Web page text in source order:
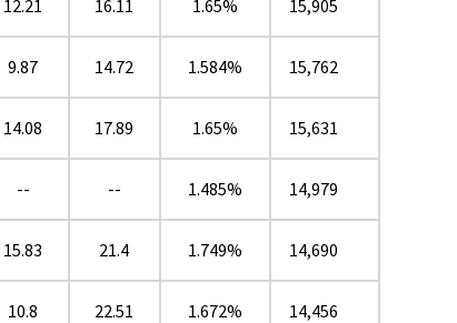
12.21 16.11 1.65% 15,905
9.87 14.72 1.584% 15,762
14.08 17.89 1.65% 15,631
-- -- 1.485% 14,979
15.83 21.4 1.749% 14,690
10.8 22.51 1.672% 14,456